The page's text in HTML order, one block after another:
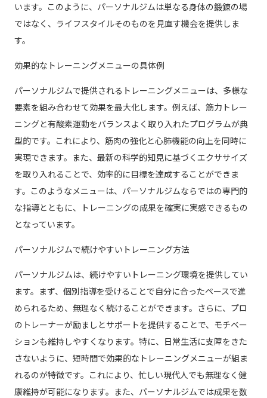
います。このように、パーソナルジムは単なる身体の鍛錬の場
ではなく、ライフスタイルそのものを見直す機会を提供しま
す。
効果的なトレーニングメニューの具体例
パーソナルジムで提供されるトレーニングメニューは、多様な
要素を組み合わせて効果を最大化します。例えば、筋力トレー
ニングと有酸素運動をバランスよく取り入れたプログラムが典
型的です。これにより、筋肉の強化と心肺機能の向上を同時に
実現できます。また、最新の科学的知見に基づくエクササイズ
を取り入れることで、効率的に目標を達成することができま
す。このようなメニューは、パーソナルジムならではの専門的
な指導とともに、トレーニングの成果を確実に実感できるもの
となっています。
パーソナルジムで続けやすいトレーニング方法
パーソナルジムは、続けやすいトレーニング環境を提供してい
ます。まず、個別指導を受けることで自分に合ったペースで進
められるため、無理なく続けることができます。さらに、プロ
のトレーナーが励ましとサポートを提供することで、モチベー
ションも維持しやすくなります。特に、日常生活に支障をきた
さないように、短時間で効果的なトレーニングメニューが組ま
れるのが特徴です。これにより、忙しい現代人でも無理なく健
康維持が可能になります。また、パーソナルジムでは成果を数